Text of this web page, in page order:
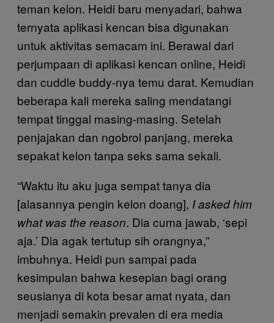
teman kelon. Heidi baru menyadari, bahwa
ternyata aplikasi kencan bisa digunakan
untuk aktivitas semacam ini. Berawal dari
perjumpaan di aplikasi kencan online, Heidi
dan cuddle buddy-nya temu darat. Kemudian
beberapa kali mereka saling mendatangi
tempat tinggal masing-masing. Setelah
penjajakan dan ngobrol panjang, mereka
sepakat kelon tanpa seks sama sekali.
“Waktu itu aku juga sempat tanya dia
[alasannya pengin kelon doang], I asked him
what was the reason. Dia cuma jawab, ‘sepi
aja.’ Dia agak tertutup sih orangnya,”
imbuhnya. Heidi pun sampai pada
kesimpulan bahwa kesepian bagi orang
seusianya di kota besar amat nyata, dan
menjadi semakin prevalen di era media